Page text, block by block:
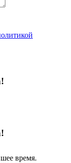
время.